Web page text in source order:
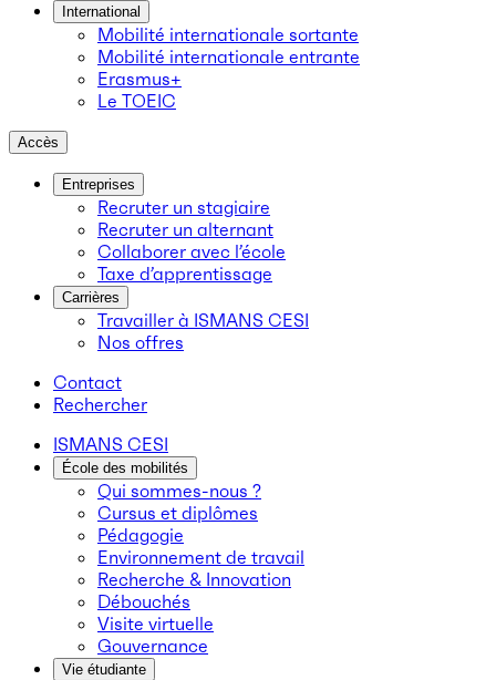
International
Mobilité internationale sortante
Mobilité internationale entrante
Erasmus+
Le TOEIC
Accès
Entreprises
Recruter un stagiaire
Recruter un alternant
Collaborer avec l’école
Taxe d’apprentissage
Carrières
Travailler à ISMANS CESI
Nos offres
Contact
Rechercher
ISMANS CESI
École des mobilités
Qui sommes-nous ?
Cursus et diplômes
Pédagogie
Environnement de travail
Recherche & Innovation
Débouchés
Visite virtuelle
Gouvernance
Vie étudiante